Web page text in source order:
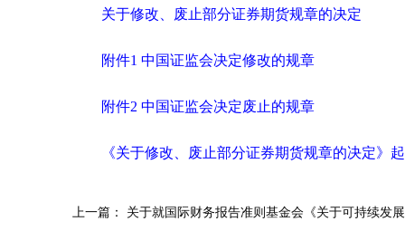
关于修改、废止部分证券期货规章的决定
附件1 中国证监会决定修改的规章
附件2 中国证监会决定废止的规章
《关于修改、废止部分证券期货规章的决定》
上一篇： 关于就国际财务报告准则基金会《关于可持续发